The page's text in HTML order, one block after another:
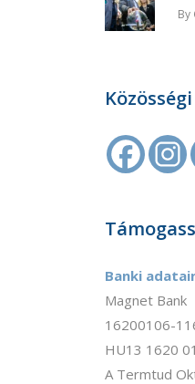
By
Banki
Magnet Bank
16200106-
HU13 1620
A Termtud